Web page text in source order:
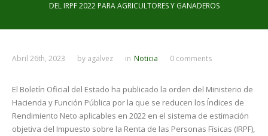
DEL IRPF 2022 PARA AGRICULTORES Y GANADEROS
Abril 26th, 2023 by agalvez in Noticia 0 comments
El Boletín Oficial del Estado ha publicado la orden del Ministerio de
Hacienda y Función Pública por la que se reducen los Índices de
Rendimiento Neto aplicables en 2022 en el sistema de estimación
objetiva del Impuesto sobre la Renta de las Personas Físicas (IRPF),